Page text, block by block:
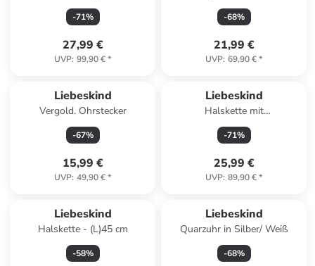
-71%
27,99 €
UVP: 99,90 €*
-68%
21,99 €
UVP: 69,90 €*
Liebeskind
Vergold. Ohrstecker
-67%
15,99 €
UVP: 49,90 €*
Liebeskind
Halskette mit
Schmuckelement - (L)45 cm
-71%
25,99 €
UVP: 89,90 €*
Liebeskind
Halskette - (L)45 cm
-58%
Liebeskind
Quarzuhr in Silber/ Weiß
-68%